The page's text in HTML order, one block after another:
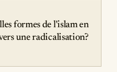
formes de l'islam en
une radicalisation?